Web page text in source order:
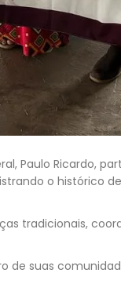
Paulo Ricardo,
o histórico
tradicionais,
suas